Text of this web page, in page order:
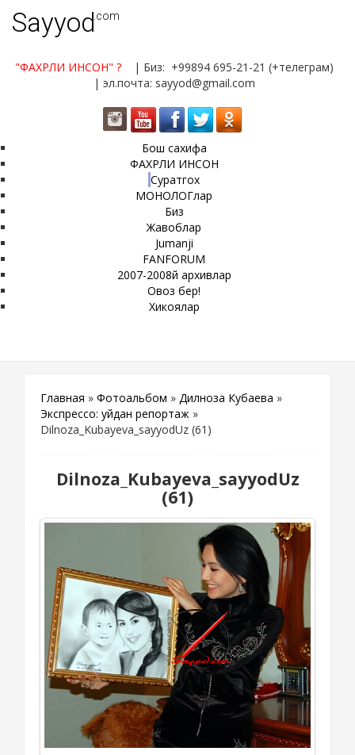
Sayyod.com
"ФАХРЛИ ИНСОН" ?
| Биз: +99894 695-21-21 (+телеграм)
| эл.почта: sayyod@gmail.com
Бош сахифа
ФАХРЛИ ИНСОН
Суратгох
МОНОЛОГлар
Биз
Жавоблар
Jumanji
FANFORUM
2007-2008й архивлар
Овоз бер!
Хикоялар
Главная » Фотоальбом » Дилноза Кубаева »
Экспрессо: уйдан репортаж »
Dilnoza_Kubayeva_sayyodUz (61)
Dilnoza_Kubayeva_sayyodUz
(61)